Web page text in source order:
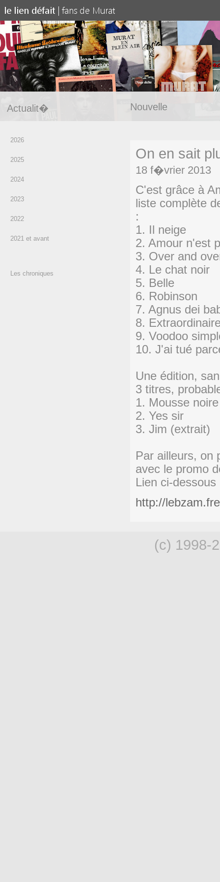
Actualit� Nouvelle
2026
2025
2024
2023
2022
2021 et avant
Les chroniques
On en sait
18 f�vrier 2013
C'est grâce à
liste complète
:
1. Il neige
2. Amour n'est
3. Over and
4. Le chat noir
5. Belle
6. Robinson
7. Agnus dei
8.
9. Voodoo
10. J'ai tué
Une édition,
3 titres,
1. Mousse noire
2. Yes sir
3. Jim (extrait)
Par ailleurs, on
avec le promo
Lien ci-dessous
http://
(c) 1998-